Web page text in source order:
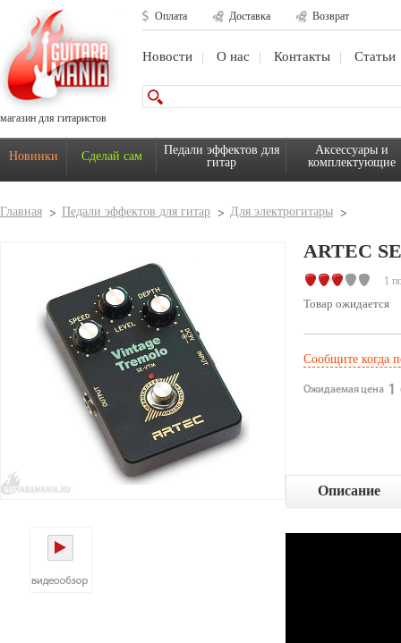
магазин для гитаристов
Оплата Доставка Возврат
Новости О нас Контакты Статьи
Новинки Сделай сам
Педали эффектов для
гитар
Аксессуары и
комплектующие
Главная Педали эффектов для гитар Для электрогитары
ARTEC
1
Товар ожидается
Сообщите когда
Ожидаемая цена 1
Описание